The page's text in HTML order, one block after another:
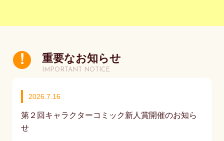
重要なお知らせ
IMPORTANT NOTICE
2026.7.16
第２回キャラクターコミック新人賞開催のお知ら
せ